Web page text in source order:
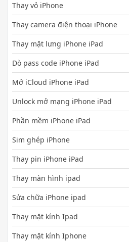
Thay vỏ iPhone
Thay camera điện thoại iPhone
Thay mặt lưng iPhone iPad
Dò pass code iPhone iPad
Mở iCloud iPhone iPad
Unlock mở mạng iPhone iPad
Phần mềm iPhone iPad
Sim ghép iPhone
Thay pin iPhone iPad
Thay màn hình ipad
Sửa chữa iPhone ipad
Thay mặt kính Ipad
Thay mặt kính Iphone